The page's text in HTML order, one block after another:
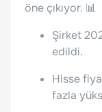
öne çıkıyor. 📊
Şirket
edildi.
Hisse
fazla